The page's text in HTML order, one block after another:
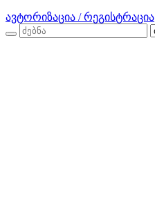
ავტორიზაცია / რეგისტრაცია